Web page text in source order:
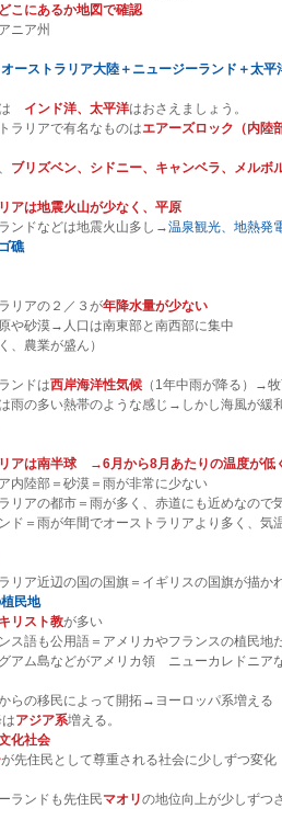
こにあるか地図で確認
ニア州
ーストラリア大陸＋ニュージーランド＋太平
インド洋、太平洋はおさえましょう。
ラリアで有名なものはエアーズロック（内陸部
ブリズベン、シドニー、キャンベラ、メルボ
アは地震火山が少なく、平原
ンドなどは地震火山多し→温泉観光、地熱発
礁
リアの２／３が年降水量が少ない
や砂漠→人口は南東部と南西部に集中
、農業が盛ん）
ンドは西岸海洋性気候 （1年中雨が降る）→牧
雨の多い熱帯のような感じ→しかし海風が緩
リアは南半球　→6月から8月あたりの温度が低
内陸部＝砂漠＝雨が非常に少ない
リアの都市＝雨が多く、赤道にも近めなので
ド＝雨が年間でオーストラリアより多く、気
リア近辺の国の国旗＝イギリスの国旗が描か
民地
キリスト教が多い
ス語も公用語＝アメリカやフランスの植民地
ム島などがアメリカ領　ニューカレドニア
らの移民によって開拓→ヨーロッパ系増える
アジア系増える。
化社会
が先住民として尊重される社会に少しずつ変化
ランドも先住民マオリの地位向上が少しずつ